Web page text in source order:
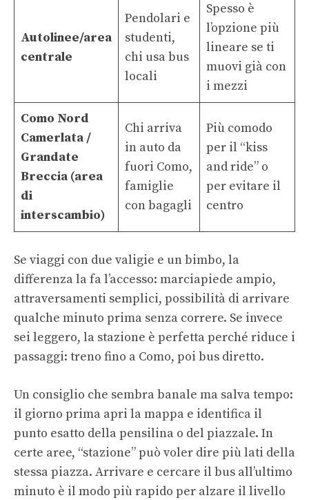
Autolinee/area
centrale
Pendolari e
studenti,
chi usa bus
locali
Spesso è
l’opzione più
lineare se ti
muovi già con
i mezzi
Como Nord
Camerlata /
Grandate
Breccia (area
di
interscambio)
Chi arriva
in auto da
fuori Como,
famiglie
con bagagli
Più comodo
per il “kiss
and ride” o
per evitare il
centro
Se viaggi con due valigie e un bimbo, la
differenza la fa l’accesso: marciapiede ampio,
attraversamenti semplici, possibilità di arrivare
qualche minuto prima senza correre. Se invece
sei leggero, la stazione è perfetta perché riduce i
passaggi: treno fino a Como, poi bus diretto.
Un consiglio che sembra banale ma salva tempo:
il giorno prima apri la mappa e identifica il
punto esatto della pensilina o del piazzale. In
certe aree, “stazione” può voler dire più lati della
stessa piazza. Arrivare e cercare il bus all’ultimo
minuto è il modo più rapido per alzare il livello